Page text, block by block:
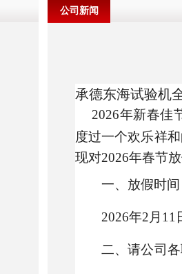
公司新闻
承德东海试验机
2026年新春佳
度过一个欢乐祥
现对2026年春节
一、放假时间
2026年2 月 11
二、请公司各